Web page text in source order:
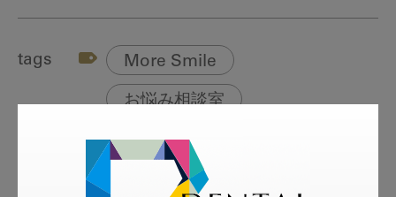
tags More Smile
お悩み相談室
スマイル＋アーカイブ
歯科衛生士